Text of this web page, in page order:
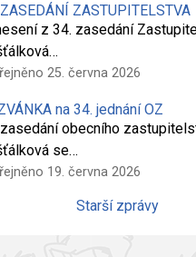
ZASTUPITELSTVA
z 34. zasedání
25. června 2026
na 34. jednání OZ
obecního
se…
19. června 2026
Starší zprávy